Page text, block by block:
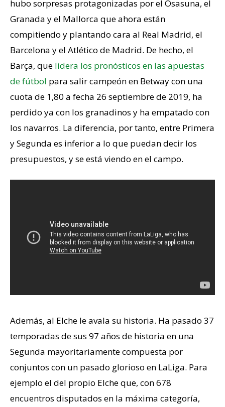
hubo sorpresas protagonizadas por el Osasuna, el
Granada y el Mallorca que ahora están
compitiendo y plantando cara al Real Madrid, el
Barcelona y el Atlético de Madrid. De hecho, el
Barça, que lidera los pronósticos en las apuestas
de fútbol para salir campeón en Betway con una
cuota de 1,80 a fecha 26 septiembre de 2019, ha
perdido ya con los granadinos y ha empatado con
los navarros. La diferencia, por tanto, entre Primera
y Segunda es inferior a lo que puedan decir los
presupuestos, y se está viendo en el campo.
Además, al Elche le avala su historia. Ha pasado 37
temporadas de sus 97 años de historia en una
Segunda mayoritariamente compuesta por
conjuntos con un pasado glorioso en LaLiga. Para
ejemplo el del propio Elche que, con 678
encuentros disputados en la máxima categoría,